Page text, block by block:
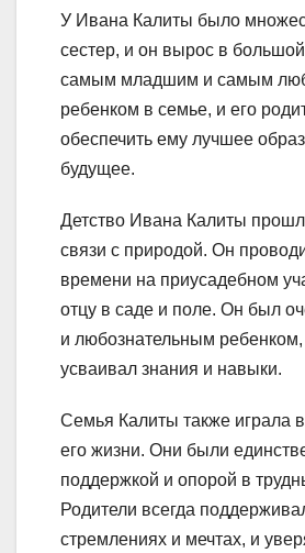
У Ивана Калиты было
сестер, и он вырос в
самым младшим и самым
ребенком в семье, и его
обеспечить ему лучшее
будущее.
Детство Ивана Калиты
связи с природой. Он
времени на приусадебном
отцу в саде и поле. Он был
и любознательным
усваивал знания и навыки.
Семья Калиты также играла
его жизни. Они были
поддержкой и опорой в
Родители всегда
стремлениях и мечтах, и